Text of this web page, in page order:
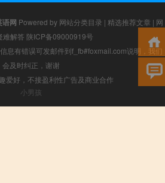
语网 Powered by 网站分类目录 | 精选推荐文章 | 网
难解答 陕ICP备09000919号
息有错误可发邮件到f_fb#foxmail.com说明，我们
会及时纠正，谢谢
爱好，不接盈利性广告及商业合作
小男孩